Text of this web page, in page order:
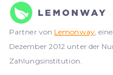
Partner von Lemonway,
Dezember 2012 unter der
Zahlungsinstitution.